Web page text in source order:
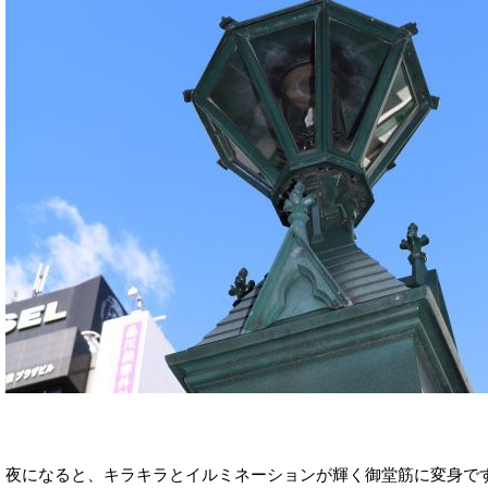
夜になると、キラキラとイルミネーションが輝く御堂筋に変身で